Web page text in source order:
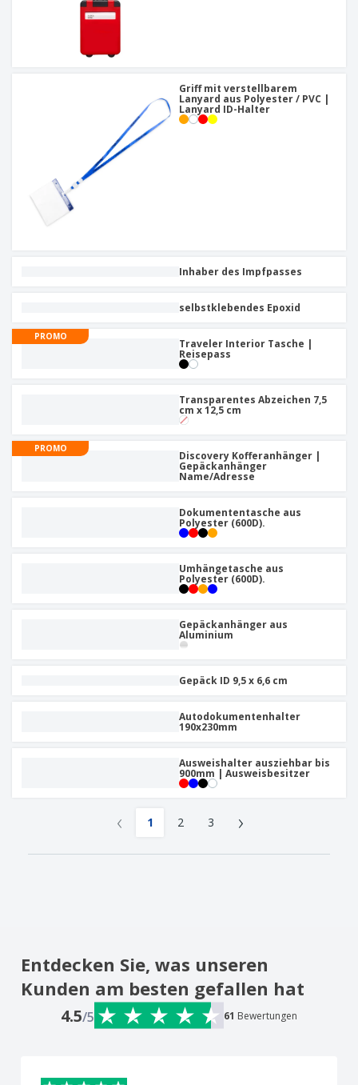
Griff mit verstellbarem
Lanyard aus Polyester / PVC |
Lanyard ID-Halter
Inhaber des Impfpasses
selbstklebendes Epoxid
PROMO
Traveler Interior Tasche |
Reisepass
Transparentes Abzeichen 7,5
cm x 12,5 cm
PROMO
Discovery Kofferanhänger |
Gepäckanhänger
Name/Adresse
Dokumententasche aus
Polyester (600D).
Umhängetasche aus
Polyester (600D).
Gepäckanhänger aus
Aluminium
Gepäck ID 9,5 x 6,6 cm
Autodokumentenhalter
190x230mm
Ausweishalter ausziehbar bis
900mm | Ausweisbesitzer
‹ 1 2 3 ›
Entdecken Sie, was unseren
Kunden am besten gefallen hat
4.5/5 61 Bewertungen